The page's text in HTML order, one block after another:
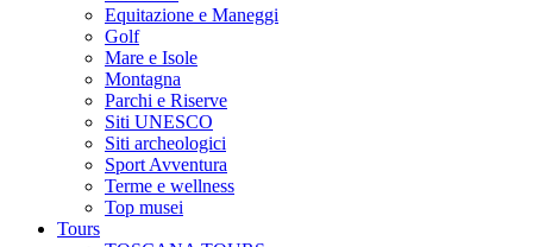
Equitazione e Maneggi
Golf
Mare e Isole
Montagna
Parchi e Riserve
Siti UNESCO
Siti archeologici
Sport Avventura
Terme e wellness
Top musei
Tours